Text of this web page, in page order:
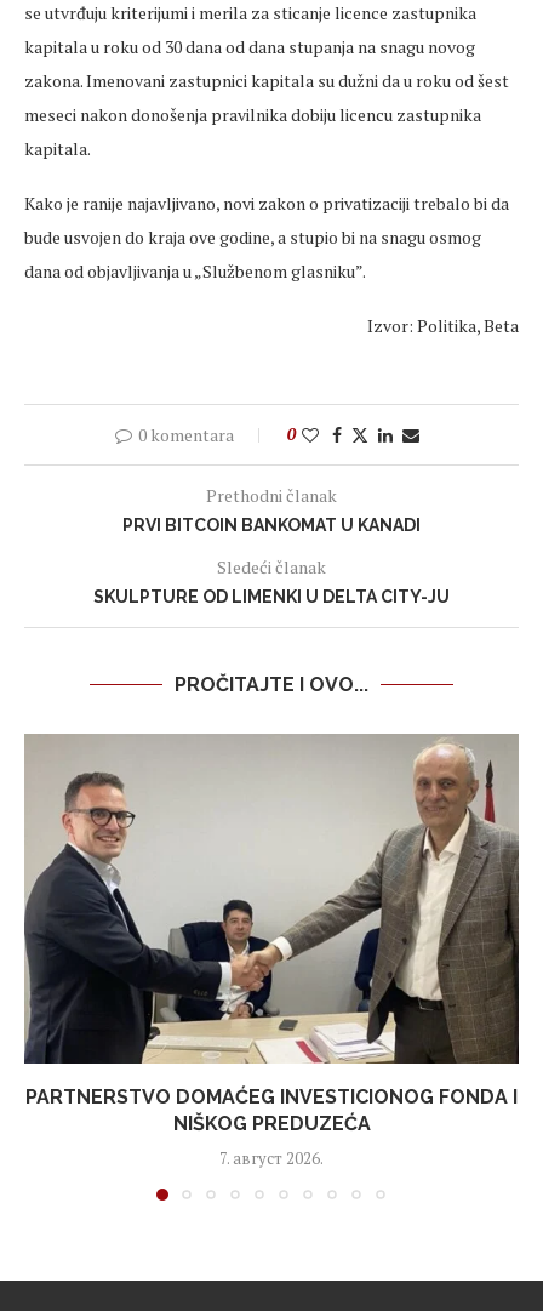
se utvrđuju kriterijumi i merila za sticanje licence zastupnika
kapitala u roku od 30 dana od dana stupanja na snagu novog
zakona. Imenovani zastupnici kapitala su dužni da u roku od šest
meseci nakon donošenja pravilnika dobiju licencu zastupnika
kapitala.
Kako je ranije najavljivano, novi zakon o privatizaciji trebalo bi da
bude usvojen do kraja ove godine, a stupio bi na snagu osmog
dana od objavljivanja u „Službenom glasniku”.
Izvor: Politika, Beta
0 komentara 0
Prethodni članak
PRVI BITCOIN BANKOMAT U KANADI
Sledeći članak
SKULPTURE OD LIMENKI U DELTA CITY-JU
PROČITAJTE I OVO...
PARTNERSTVO DOMAĆEG INVESTICIONOG FONDA I
NIŠKOG PREDUZEĆA
7. август 2026.